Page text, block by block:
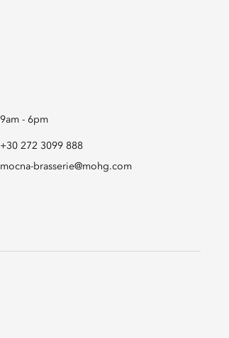
9am - 6pm
+30 272 3099 888
mocna-brasserie@mohg.com